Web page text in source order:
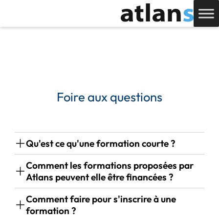
Foire aux questions
Qu'est ce qu'une formation courte ?
Comment les formations proposées par
Atlans peuvent elle être financées ?
Comment faire pour s'inscrire à une
formation ?